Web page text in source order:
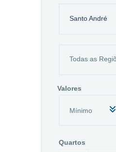
Santo André
Valores
Quartos